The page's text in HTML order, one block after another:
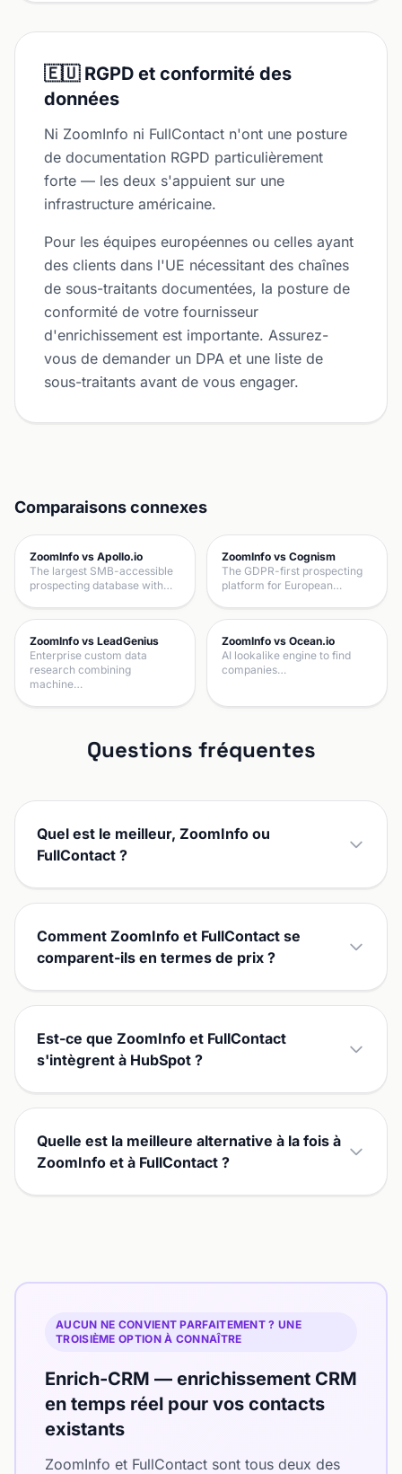
🇪🇺 RGPD et conformité des
données
Ni ZoomInfo ni FullContact n'ont une posture
de documentation RGPD particulièrement
forte — les deux s'appuient sur une
infrastructure américaine.
Pour les équipes européennes ou celles ayant
des clients dans l'UE nécessitant des chaînes
de sous-traitants documentées, la posture de
conformité de votre fournisseur
d'enrichissement est importante. Assurez-
vous de demander un DPA et une liste de
sous-traitants avant de vous engager.
Comparaisons connexes
ZoomInfo vs Apollo.io
The largest SMB-accessible
prospecting database with…
ZoomInfo vs Cognism
The GDPR-first prospecting
platform for European…
ZoomInfo vs LeadGenius
Enterprise custom data
research combining
machine…
ZoomInfo vs Ocean.io
AI lookalike engine to find
companies…
Questions fréquentes
Quel est le meilleur, ZoomInfo ou
FullContact ?
Comment ZoomInfo et FullContact se
comparent-ils en termes de prix ?
Est-ce que ZoomInfo et FullContact
s'intègrent à HubSpot ?
Quelle est la meilleure alternative à la fois à
ZoomInfo et à FullContact ?
AUCUN NE CONVIENT PARFAITEMENT ? UNE
TROISIÈME OPTION À CONNAÎTRE
Enrich-CRM — enrichissement CRM
en temps réel pour vos contacts
existants
ZoomInfo et FullContact sont tous deux des